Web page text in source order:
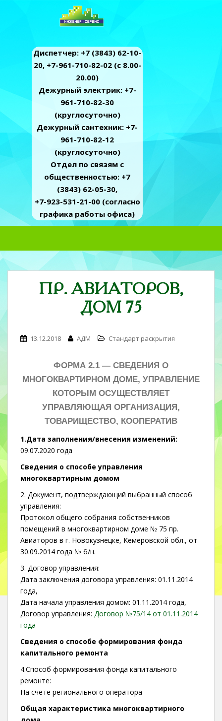
Диспетчер: +7 (3843) 62-10-
20, +7-961-710-82-02 (c 8.00-
20.00)
Дежурный электрик: +7-
961-710-82-30
(круглосуточно)
Дежурный сантехник: +7-
961-710-82-12
(круглосуточно)
Отдел по связям с
общественностью: +7
(3843) 62-05-30,
+7-923-531-21-00 (согласно
графика работы офиса)
i
n
t
ПР. АВИАТОРОВ,
ДОМ 75
13.12.2018 АДМ Стандарт раскрытия
ФОРМА 2.1 — СВЕДЕНИЯ О
МНОГОКВАРТИРНОМ ДОМЕ, УПРАВЛЕНИЕ
КОТОРЫМ ОСУЩЕСТВЛЯЕТ
УПРАВЛЯЮЩАЯ ОРГАНИЗАЦИЯ,
ТОВАРИЩЕСТВО, КООПЕРАТИВ
1.Дата заполнения/внесения изменений:
09.07.2020 года
Сведения о способе управления
многоквартирным домом
2. Документ, подтверждающий выбранный способ
управления:
Протокол общего собрания собственников
помещений в многоквартирном доме № 75 пр.
Авиаторов в г. Новокузнецке, Кемеровской обл., от
30.09.2014 года № б/н.
3. Договор управления:
Дата заключения договора управления: 01.11.2014
года,
Дата начала управления домом: 01.11.2014 года,
Договор управления: Договор №75/14 от 01.11.2014
года
Сведения о способе формирования фонда
капитального ремонта
4.Способ формирования фонда капитального
ремонте:
На счете регионального оператора
Общая характеристика многоквартирного